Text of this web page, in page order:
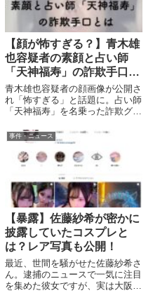
【顔が怖すぎる？】青木雄
也容疑者の素顔と占い師
「天神福寿」の詐欺手口と
は
青木雄也容疑者の顔画像が公開さ
れ「怖すぎる」と話題に。占い師
「天神福寿」を名乗った詐欺グル
ます。
事件・ニュース
【暴露】佐藤紗希が密かに
披露していたコスプレと
は？レア写真も公開！
最近、世間を騒がせた佐藤紗希さ
ん。逮捕のニュースで一気に注目
を集めた彼女ですが、実は大阪の